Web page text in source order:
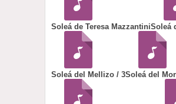
Soleá de Teresa MazzantiniSoleá
Soleá del Mellizo / 3Soleá del